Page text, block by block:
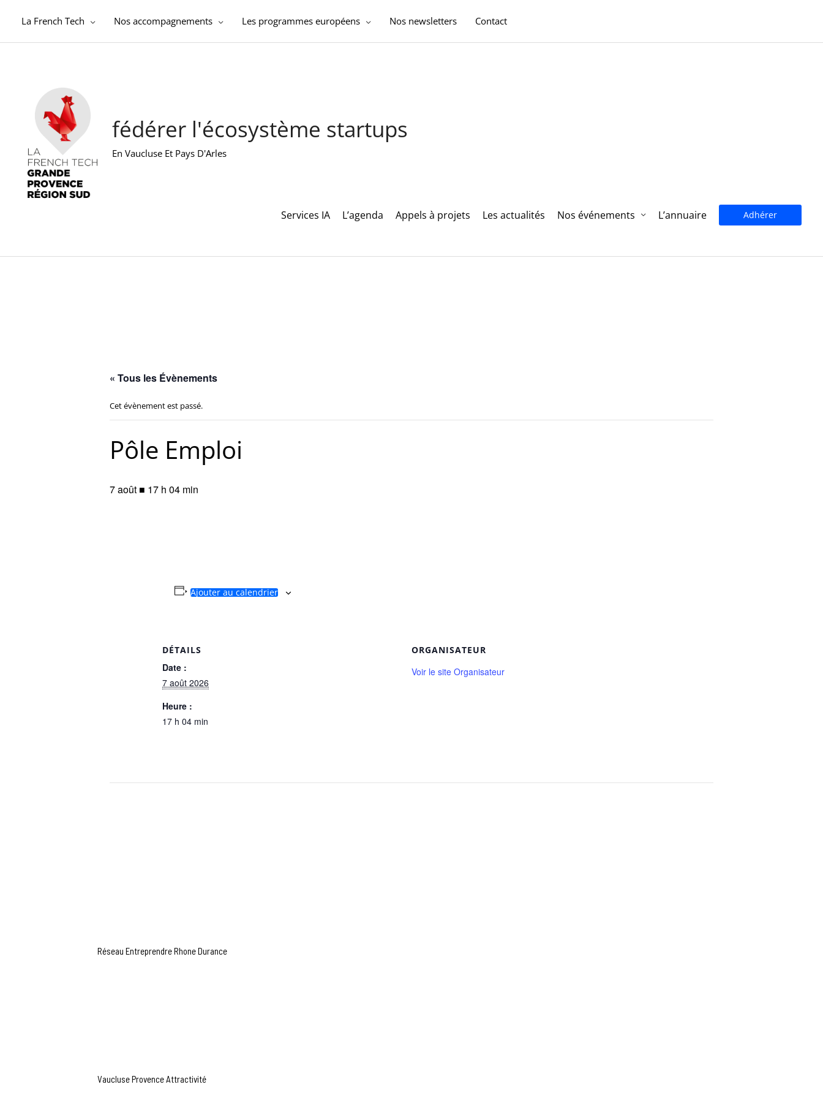
La French Tech Nos accompagnements Les programmes européens Nos newsletters Contact
fédérer l'écosystème startups
En Vaucluse Et Pays D'Arles
Services IA L’agenda Appels à projets Les actualités Nos événements L’annuaire Adhérer
« Tous les Évènements
Cet évènement est passé.
Pôle Emploi
7 août ■ 17 h 04 min
Ajouter au calendrier
DÉTAILS
Date :
7 août 2026
Heure :
17 h 04 min
ORGANISATEUR
Voir le site Organisateur
Réseau Entreprendre Rhone Durance
Vaucluse Provence Attractivité